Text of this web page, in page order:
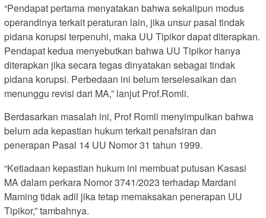
“Pendapat pertama menyatakan bahwa sekalipun modus
operandinya terkait peraturan lain, jika unsur pasal tindak
pidana korupsi terpenuhi, maka UU Tipikor dapat diterapkan.
Pendapat kedua menyebutkan bahwa UU Tipikor hanya
diterapkan jika secara tegas dinyatakan sebagai tindak
pidana korupsi. Perbedaan ini belum terselesaikan dan
menunggu revisi dari MA,” lanjut Prof.Romli.
Berdasarkan masalah ini, Prof Romli menyimpulkan bahwa
belum ada kepastian hukum terkait penafsiran dan
penerapan Pasal 14 UU Nomor 31 tahun 1999.
“Ketiadaan kepastian hukum ini membuat putusan Kasasi
MA dalam perkara Nomor 3741/2023 terhadap Mardani
Maming tidak adil jika tetap memaksakan penerapan UU
Tipikor,” tambahnya.